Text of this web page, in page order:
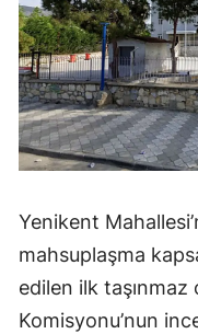
Yenikent
mahsuplaşma
edilen ilk
Komisyonu’nun